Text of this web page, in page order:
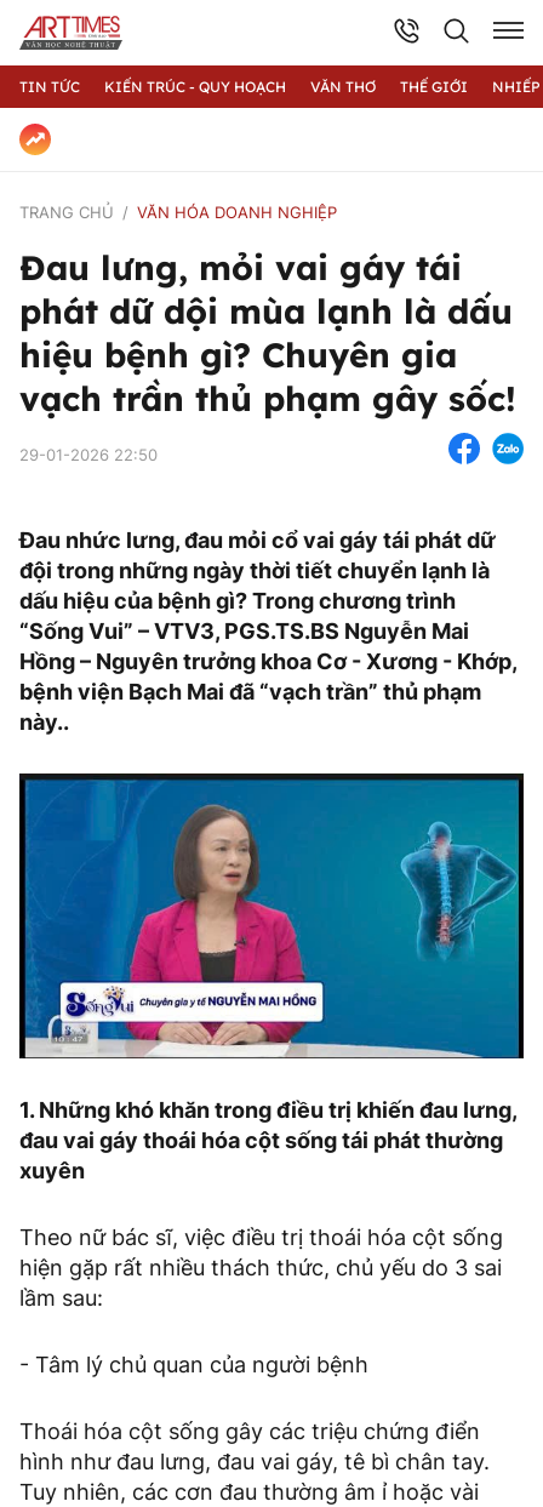
TIN TỨC KIẾN TRÚC - QUY HOẠCH VĂN THƠ THẾ GIỚI
TRANG CHỦ VĂN HÓA DOANH NGHIỆP
Đau lưng, mỏi vai gáy tái
phát dữ dội mùa lạnh là dấu
hiệu bệnh gì? Chuyên gia
vạch trần thủ phạm gây sốc!
29-01-2026 22:50
Đau nhức lưng, đau mỏi cổ vai gáy tái phát dữ
đội trong những ngày thời tiết chuyển lạnh là
dấu hiệu của bệnh gì? Trong chương trình
“Sống Vui” – VTV3, PGS.TS.BS Nguyễn Mai
Hồng – Nguyên trưởng khoa Cơ - Xương - Khớp,
bệnh viện Bạch Mai đã “vạch trần” thủ phạm
này..
1. Những khó khăn trong điều trị khiến đau lưng,
đau vai gáy thoái hóa cột sống tái phát thường
xuyên
Theo nữ bác sĩ, việc điều trị thoái hóa cột sống
hiện gặp rất nhiều thách thức, chủ yếu do 3 sai
lầm sau:
- Tâm lý chủ quan của người bệnh
Thoái hóa cột sống gây các triệu chứng điển
hình như đau lưng, đau vai gáy, tê bì chân tay.
Tuy nhiên, các cơn đau thường âm ỉ hoặc vài